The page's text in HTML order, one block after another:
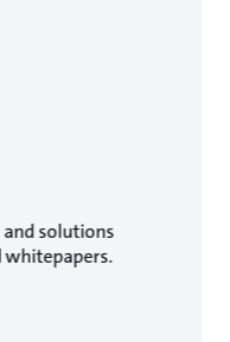
solutions
whitepapers.